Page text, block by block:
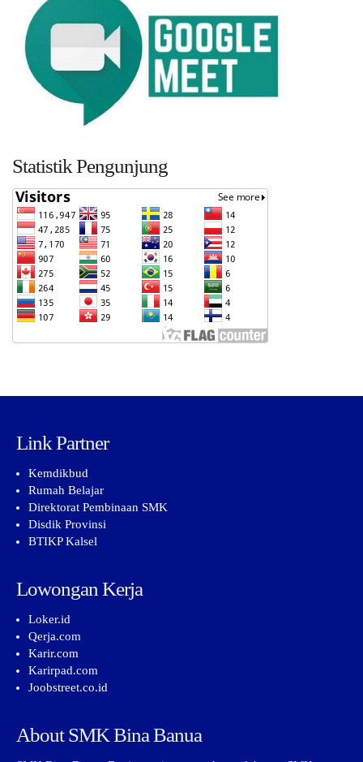
Statistik Pengunjung
Link Partner
Kemdikbud
Rumah Belajar
Direktorat Pembinaan SMK
Disdik Provinsi
BTIKP Kalsel
Lowongan Kerja
Loker.id
Qerja.com
Karir.com
Karirpad.com
Joobstreet.co.id
About SMK Bina Banua